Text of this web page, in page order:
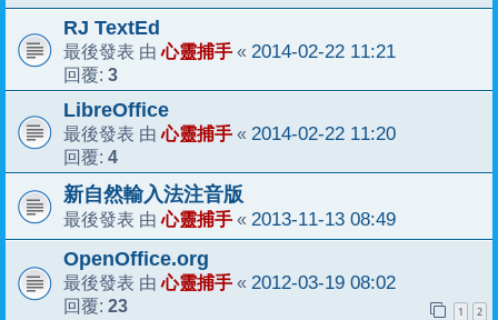
RJ TextEd
最後發表 由心靈捕手 « 2014-02-22 11:21
回覆: 3
LibreOffice
最後發表 由心靈捕手 « 2014-02-22 11:20
回覆: 4
新自然輸入法注音版
最後發表 由心靈捕手 « 2013-11-13 08:49
OpenOffice.org
最後發表 由心靈捕手 « 2012-03-19 08:02
回覆: 23 1 2